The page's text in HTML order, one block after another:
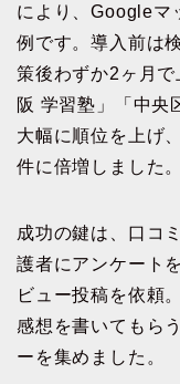
により、Googleマ
例です。導入前は
策後わずか2ヶ月
阪 学習塾」「中央
大幅に順位を上げ
件に倍増しました。
成功の鍵は、口コ
護者にアンケート
ビュー投稿を依頼
感想を書いてもら
ーを集めました。